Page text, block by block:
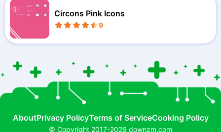
Circons Pink Icons
9
AboutPrivacy PolicyTerms of ServiceCooking Policy
© Copyright 2017-2026 downzm.com